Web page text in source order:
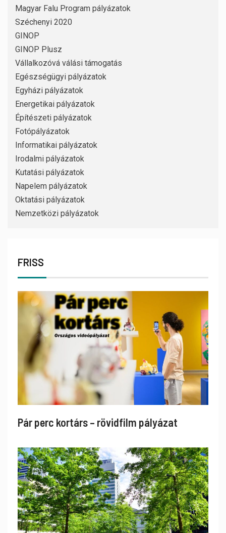
Magyar Falu Program pályázatok
Széchenyi 2020
GINOP
GINOP Plusz
Vállalkozóvá válási támogatás
Egészségügyi pályázatok
Egyházi pályázatok
Energetikai pályázatok
Építészeti pályázatok
Fotópályázatok
Informatikai pályázatok
Irodalmi pályázatok
Kutatási pályázatok
Napelem pályázatok
Oktatási pályázatok
Nemzetközi pályázatok
FRISS
Pár perc kortárs – rövidfilm pályázat